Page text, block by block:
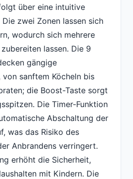
über eine intuitive
zwei Zonen lassen sich
wodurch sich mehrere
lassen. Die 9
gängige
von sanftem Köcheln bis
die Boost-Taste sorgt
Die Timer-Funktion
Abschaltung der
was das Risiko des
Anbrandens verringert.
erhöht die Sicherheit,
mit Kindern. Die